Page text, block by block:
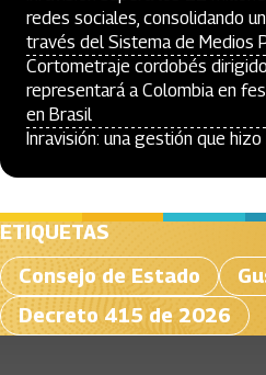
redes sociales, consolidando
través del Sistema de Medios
Cortometraje cordobés
representará a Colombia en
en Brasil
Inravisión: una gestión que
ETIQUETAS
Consejo de Estado
Decreto 415 de 2026